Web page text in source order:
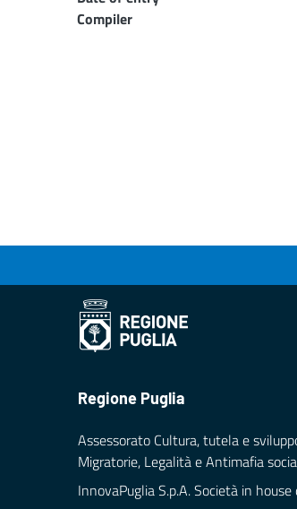
Compiler
Regione Puglia
Assessorato Cultura, tutela e
Migratorie, Legalità e Antimafia
InnovaPuglia S.p.A. Società in